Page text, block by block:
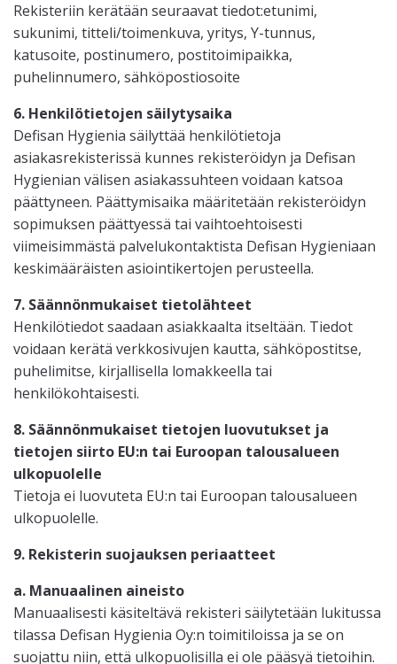
Rekisteriin kerätään seuraavat tiedot:etunimi,
sukunimi, titteli/toimenkuva, yritys, Y-tunnus,
katusoite, postinumero, postitoimipaikka,
puhelinnumero, sähköpostiosoite
6. Henkilötietojen säilytysaika
Defisan Hygienia säilyttää henkilötietoja
asiakasrekisterissä kunnes rekisteröidyn ja Defisan
Hygienian välisen asiakassuhteen voidaan katsoa
päättyneen. Päättymisaika määritetään rekisteröidyn
sopimuksen päättyessä tai vaihtoehtoisesti
viimeisimmästä palvelukontaktista Defisan Hygieniaan
keskimääräisten asiointikertojen perusteella.
7. Säännönmukaiset tietolähteet
Henkilötiedot saadaan asiakkaalta itseltään. Tiedot
voidaan kerätä verkkosivujen kautta, sähköpostitse,
puhelimitse, kirjallisella lomakkeella tai
henkilökohtaisesti.
8. Säännönmukaiset tietojen luovutukset ja
tietojen siirto EU:n tai Euroopan talousalueen
ulkopuolelle
Tietoja ei luovuteta EU:n tai Euroopan talousalueen
ulkopuolelle.
9. Rekisterin suojauksen periaatteet
a. Manuaalinen aineisto
Manuaalisesti käsiteltävä rekisteri säilytetään lukitussa
tilassa Defisan Hygienia Oy:n toimitiloissa ja se on
suojattu niin, että ulkopuolisilla ei ole pääsyä tietoihin.